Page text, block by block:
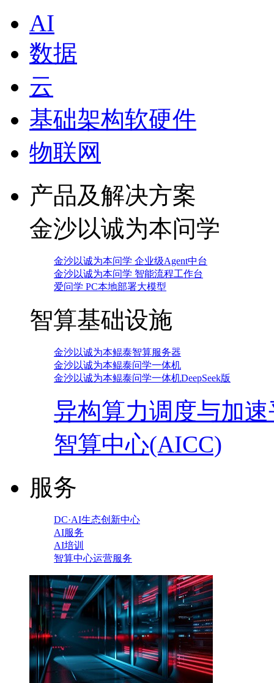
AI
数据
云
基础架构软硬件
物联网
产品及解决方案
金沙以诚为本问学
金沙以诚为本问学 企业级Agent中台
金沙以诚为本问学 智能流程工作台
爱问学 PC本地部署大模型
智算基础设施
金沙以诚为本鲲泰智算服务器
金沙以诚为本鲲泰问学一体机
金沙以诚为本鲲泰问学一体机DeepSeek版
异构算力调度与加
智算中心(AICC)
服务
DC·AI生态创新中心
AI服务
AI培训
智算中心运营服务